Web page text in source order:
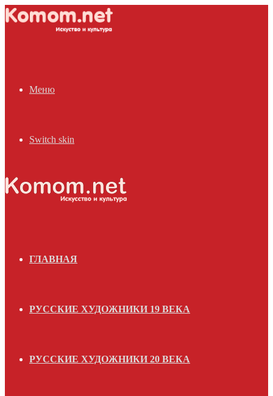
Меню
Switch skin
ГЛАВНАЯ
РУССКИЕ ХУДОЖНИКИ 19 ВЕКА
РУССКИЕ ХУДОЖНИКИ 20 ВЕКА